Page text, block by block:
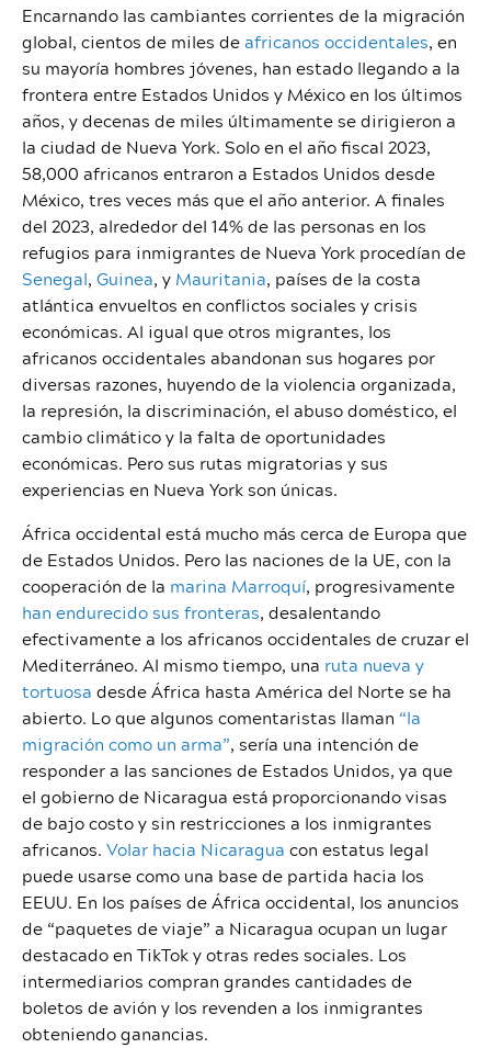
Encarnando las cambiantes corrientes de la migración
global, cientos de miles deafricanos occidentales, en
su mayoría hombres jóvenes, han estado llegando a la
frontera entre Estados Unidos y México en los últimos
años, y decenas de miles últimamente se dirigieron a
la ciudad de Nueva York. Solo en el año fiscal 2023,
58,000 africanos entraron a Estados Unidos desde
México, tres veces más que el año anterior. A finales
del 2023, alrededor del 14% de las personas en los
refugios para inmigrantes de Nueva York procedían de
Senegal, Guinea, y Mauritania, países de la costa
atlántica envueltos en conflictos sociales y crisis
económicas. Al igual que otros migrantes, los
africanos occidentales abandonan sus hogares por
diversas razones, huyendo de la violencia organizada,
la represión, la discriminación, el abuso doméstico, el
cambio climático y la falta de oportunidades
económicas. Pero sus rutas migratorias y sus
experiencias en Nueva York son únicas.
África occidental está mucho más cerca de Europa que
de Estados Unidos. Pero las naciones de la UE, con la
cooperación de la marina Marroquí, progresivamente
han endurecido sus fronteras, desalentando
efectivamente a los africanos occidentales de cruzar el
Mediterráneo. Al mismo tiempo, una ruta nueva y
tortuosa desde África hasta América del Norte se ha
abierto. Lo que algunos comentaristas llaman “la
migración como un arma”, sería una intención de
responder a las sanciones de Estados Unidos, ya que
el gobierno de Nicaragua está proporcionando visas
de bajo costo y sin restricciones a los inmigrantes
africanos. Volar hacia Nicaragua con estatus legal
puede usarse como una base de partida hacia los
EEUU. En los países de África occidental, los anuncios
de “paquetes de viaje” a Nicaragua ocupan un lugar
destacado en TikTok y otras redes sociales. Los
intermediarios compran grandes cantidades de
boletos de avión y los revenden a los inmigrantes
obteniendo ganancias.